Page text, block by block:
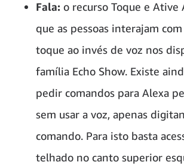
Fala: o recurso Toque e Ative
que as pessoas interajam
toque ao invés de voz nos
família Echo Show. Existe
pedir comandos para Alexa
sem usar a voz, apenas
comando. Para isto basta
telhado no canto superior